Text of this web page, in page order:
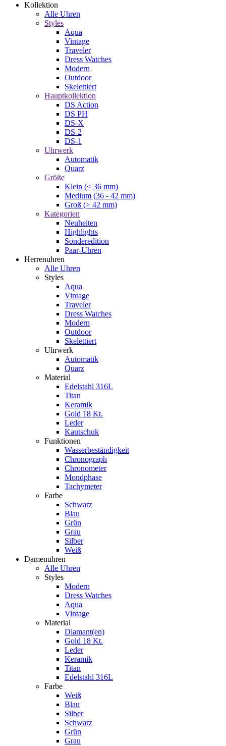
Kollektion
Alle Uhren
Styles
Aqua
Vintage
Traveler
Dress Watches
Modern
Outdoor
Skelettiert
Hauptkollektion
DS Action
DS PH
DS-X
DS-2
DS-1
Uhrwerk
Automatik
Quarz
Größe
Klein (< 36 mm)
Medium (36 - 42 mm)
Groß (> 42 mm)
Kategorien
Neuheiten
Highlights
Sonderedition
Paar-Uhren
Herrenuhren
Alle Uhren
Styles
Aqua
Vintage
Traveler
Dress Watches
Modern
Outdoor
Skelettiert
Uhrwerk
Automatik
Quarz
Material
Edelstahl 316L
Titan
Keramik
Gold 18 Kt.
Leder
Kautschuk
Funktionen
Wasserbeständigkeit
Chronograph
Chronometer
Mondphase
Tachymeter
Farbe
Schwarz
Blau
Grün
Grau
Silber
Weiß
Damenuhren
Alle Uhren
Styles
Modern
Dress Watches
Aqua
Vintage
Material
Diamant(en)
Gold 18 Kt.
Leder
Keramik
Titan
Edelstahl 316L
Farbe
Weiß
Blau
Silber
Schwarz
Grün
Grau